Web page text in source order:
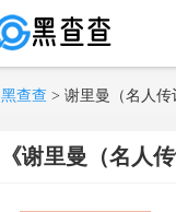
黑查查 > 谢里曼（名人传
《谢里曼（名人